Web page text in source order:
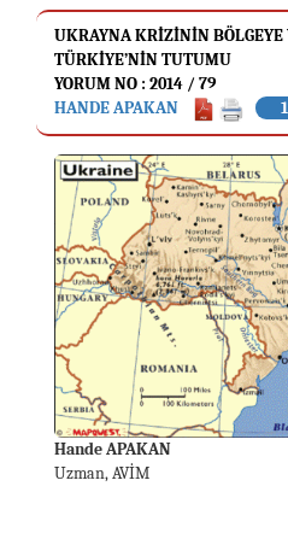
UKRAYNA KRİZİNİN
TÜRKİYE’NİN TUTUMU
YORUM NO : 2014 / 79
HANDE APAKAN
Hande APAKAN
Uzman, AVİM